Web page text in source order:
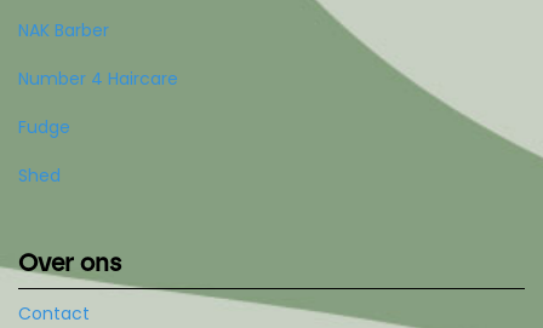
NAK Barber
Number 4 Haircare
Fudge
Shed
Over ons
Contact